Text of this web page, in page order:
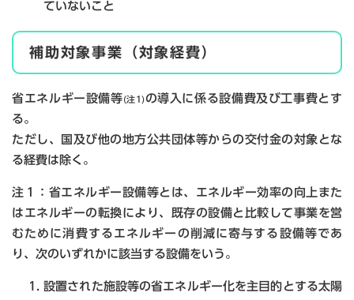
ていないこと
補助対象事業（対象経費）
省エネルギー設備等 (注1)の導入に係る設備費及び工事費とす
る。
ただし、国及び他の地方公共団体等からの交付金の対象とな
る経費は除く。
注１：省エネルギー設備等とは、エネルギー効率の向上また
はエネルギーの転換により、既存の設備と比較して事業を営
むために消費するエネルギーの削減に寄与する設備等であ
り、次のいずれかに該当する設備をいう。
設置された施設等の省エネルギー化を主目的とする太陽